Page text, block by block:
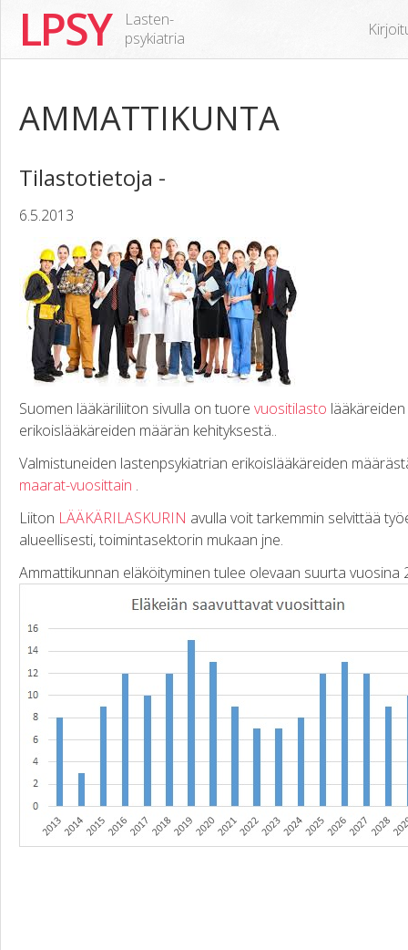
LPSY
Lasten-
psykiatria
AMMATTIKUNTA
Tilastotietoja -
6.5.2013
Suomen lääkäriliiton sivulla on tuore vuositilasto
erikoislääkäreiden määrän kehityksestä..
Valmistuneiden lastenpsykiatrian erikoislääkäreiden
maarat-vuosittain .
Liiton LÄÄKÄRILASKURIN avulla voit tarkemmin selvittää
alueellisesti, toimintasektorin mukaan jne.
Ammattikunnan eläköityminen tulee olevaan suurta vuosina